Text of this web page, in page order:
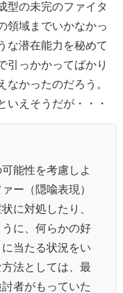
型の未完のファイタ
領域までいかなかっ
な潜在能力を秘めて
引っかかってばかり
なかったのだろう。
いえそうだが・・・
能性を考慮しよ
ー（隠喩表現）
に対処したり、
に、何らかの好
当たる状況をい
法としては、最
者がもっていた